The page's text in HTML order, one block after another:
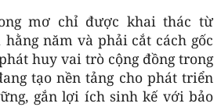
mơ chỉ được khai thác từ
hằng năm và phải cắt cách gốc
huy vai trò cộng đồng trong
tạo nền tảng cho phát triển
gắn lợi ích sinh kế với bảo